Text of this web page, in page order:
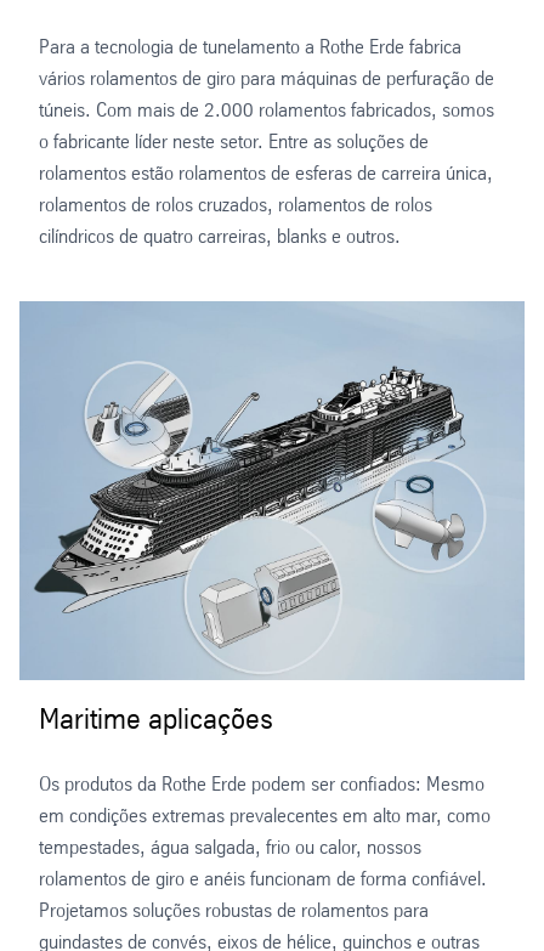
Para a tecnologia de tunelamento a Rothe Erde fabrica
vários rolamentos de giro para máquinas de perfuração de
túneis. Com mais de 2.000 rolamentos fabricados, somos
o fabricante líder neste setor. Entre as soluções de
rolamentos estão rolamentos de esferas de carreira única,
rolamentos de rolos cruzados, rolamentos de rolos
cilíndricos de quatro carreiras, blanks e outros.
Maritime aplicações
Os produtos da Rothe Erde podem ser confiados: Mesmo
em condições extremas prevalecentes em alto mar, como
tempestades, água salgada, frio ou calor, nossos
rolamentos de giro e anéis funcionam de forma confiável.
Projetamos soluções robustas de rolamentos para
guindastes de convés, eixos de hélice, guinchos e outras